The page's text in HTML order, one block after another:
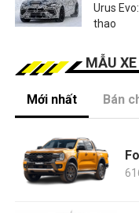
Urus
thao
MẪU XE
Mới nhất Bán